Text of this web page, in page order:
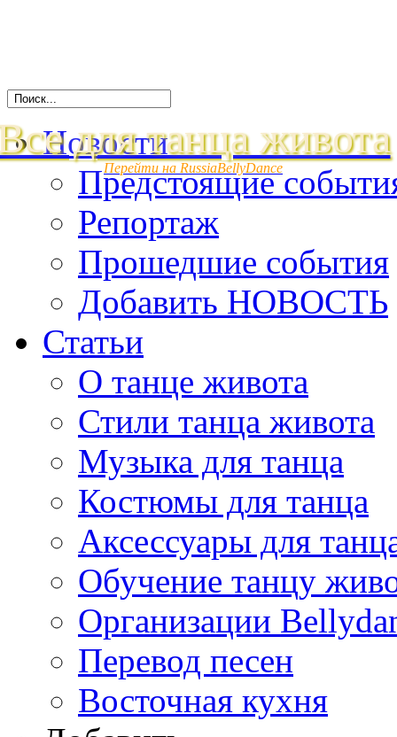
для танца живота
Перейти на RussiaBellyDance
Новости
Предстоящие
Репортаж
Прошедшие события
Добавить НОВОСТЬ
Статьи
О танце живота
Стили танца живота
Музыка для танца
Костюмы для танца
Аксессуары для
Обучение танцу
Организации
Перевод песен
Восточная кухня